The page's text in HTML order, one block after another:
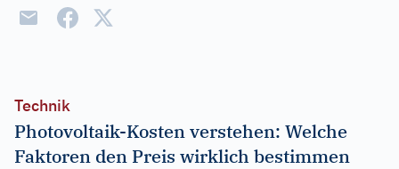
Technik
Photovoltaik-Kosten verstehen: Welche
Faktoren den Preis wirklich bestimmen